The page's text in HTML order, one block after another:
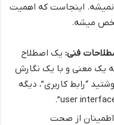
اینجاست که اهمیت
میشه.
فنی: یک اصطلاح
یک معنی و با یک نگارش
“رابط کاربری”، دیگه
اطمینان از صحت